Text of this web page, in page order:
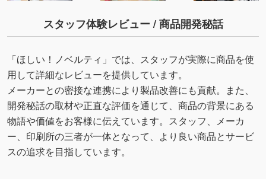
スタッフ体験レビュー / 商品開発秘話
「ほしい！ノベルティ」では、スタッフが実際に商品を使
用して詳細なレビューを提供しています。
メーカーとの密接な連携により製品改善にも貢献。また、
開発秘話の取材や正直な評価を通じて、商品の背景にある
物語や価値をお客様に伝えています。スタッフ、メーカ
ー、印刷所の三者が一体となって、より良い商品とサービ
スの追求を目指しています。